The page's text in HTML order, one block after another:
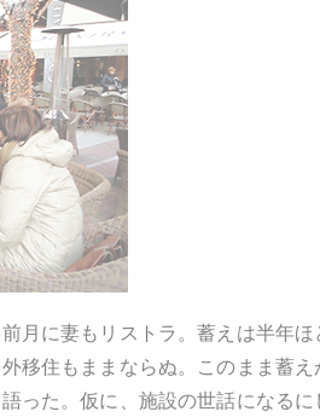
月に妻もリストラ。蓄えは半年ほ
移住もままならぬ。このまま蓄
った。仮に、施設の世話になるに